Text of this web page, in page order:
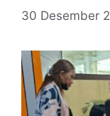
30 Desember